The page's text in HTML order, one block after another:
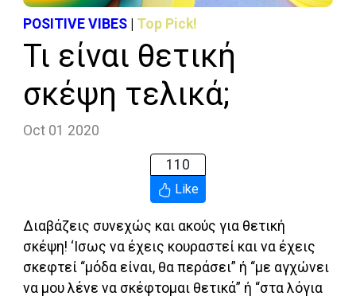
POSITIVE VIBES Top Pick!
Τι είναι θετική
σκέψη τελικά;
Oct 01 2020
110
Like
Διαβάζεις συνεχώς και ακούς για θετική
σκέψη! ‘Ισως να έχεις κουραστεί και να έχεις
σκεφτεί “μόδα είναι, θα περάσει” ή “με αγχώνει
να μου λένε να σκέφτομαι θετικά” ή “στα λόγια